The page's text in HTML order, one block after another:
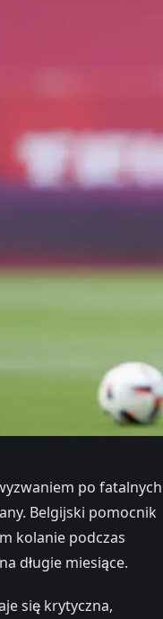
po fatalnych
Belgijski pomocnik
kolanie podczas
długie miesiące.
się krytyczna,